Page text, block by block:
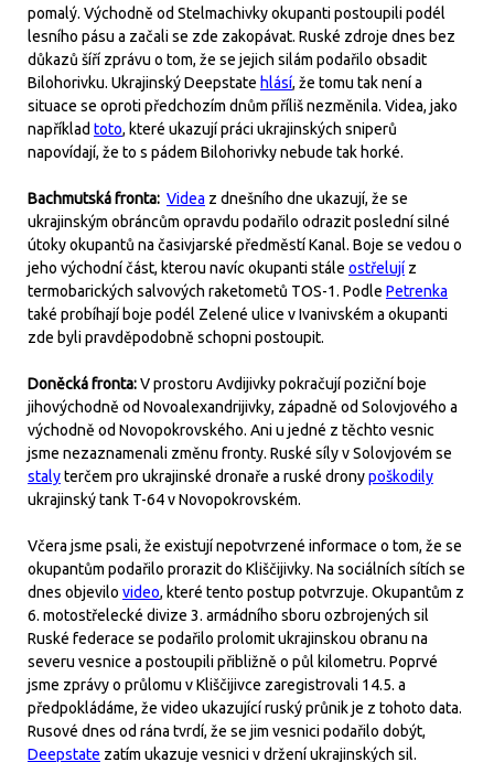
pomalý. Východně od Stelmachivky okupanti postoupili podél
lesního pásu a začali se zde zakopávat. Ruské zdroje dnes bez
důkazů šíří zprávu o tom, že se jejich silám podařilo obsadit
Bilohorivku. Ukrajinský Deepstate hlásí, že tomu tak není a
situace se oproti předchozím dnům příliš nezměnila. Videa, jako
například toto, které ukazují práci ukrajinských sniperů
napovídají, že to s pádem Bilohorivky nebude tak horké.
Bachmutská fronta: Videa z dnešního dne ukazují, že se
ukrajinským obráncům opravdu podařilo odrazit poslední silné
útoky okupantů na časivjarské předměstí Kanal. Boje se vedou o
jeho východní část, kterou navíc okupanti stále ostřelují z
termobarických salvových raketometů TOS-1. Podle Petrenka
také probíhají boje podél Zelené ulice v Ivanivském a okupanti
zde byli pravděpodobně schopni postoupit.
Doněcká fronta:V prostoru Avdijivky pokračují poziční boje
jihovýchodně od Novoalexandrijivky, západně od Solovjového a
východně od Novopokrovského. Ani u jedné z těchto vesnic
jsme nezaznamenali změnu fronty. Ruské síly v Solovjovém se
stalyterčem pro ukrajinské dronaře a ruské dronypoškodily
ukrajinský tank T-64 v Novopokrovském.
Včera jsme psali, že existují nepotvrzené informace o tom, že se
okupantům podařilo prorazit do Kliščijivky. Na sociálních sítích se
dnes objevilo video, které tento postup potvrzuje. Okupantům z
6. motostřelecké divize 3. armádního sboru ozbrojených sil
Ruské federace se podařilo prolomit ukrajinskou obranu na
severu vesnice a postoupili přibližně o půl kilometru. Poprvé
jsme zprávy o průlomu v Kliščijivce zaregistrovali 14.5. a
předpokládáme, že video ukazující ruský průnik je z tohoto data.
Rusové dnes od rána tvrdí, že se jim vesnici podařilo dobýt,
Deepstate zatím ukazuje vesnici v držení ukrajinských sil.